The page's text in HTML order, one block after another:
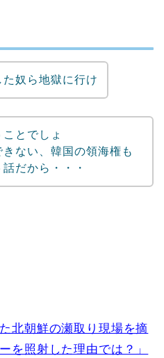
相互RSS
奴ら地獄に行け
とでしょ
ない、韓国の領海権も
だから・・・
北朝鮮の瀬取り現場を摘
を照射した理由では？」